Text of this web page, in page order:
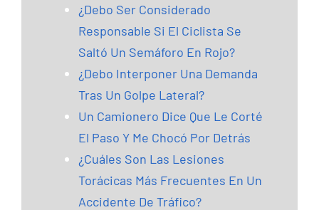
¿Debo Ser Considerado
Responsable Si El Ciclista Se
Saltó Un Semáforo En Rojo?
¿Debo Interponer Una Demanda
Tras Un Golpe Lateral?
Un Camionero Dice Que Le Corté
El Paso Y Me Chocó Por Detrás
¿Cuáles Son Las Lesiones
Torácicas Más Frecuentes En Un
Accidente De Tráfico?